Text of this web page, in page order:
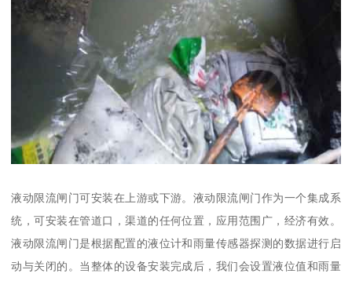
液动限流闸门可安装在上游或下游。液动限流闸门作为一个集成系
统，可安装在管道口，渠道的任何位置，应用范围广，经济有效。
液动限流闸门是根据配置的液位计和雨量传感器探测的数据进行启
动与关闭的。当整体的设备安装完成后，我们会设置液位值和雨量